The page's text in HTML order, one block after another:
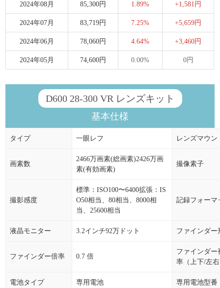
2024年08月 85,300円 1.89% +1,581円
2024年07月 83,719円 7.25% +5,659円
2024年06月 78,060円 4.64% +3,460円
2024年05月 74,600円 0.00% 0円
D600 28-300 VR レンズキット
基本仕様
タイプ 一眼レフ レンズマウン
画素数
2466万画素(総画素)2426万画
素(有効画素)
撮像素子
撮影感度
標準：ISO100〜6400拡張：IS
O50相当、80相当、8000相
当、25600相当
記録フォーマ
液晶モニター 3.2インチ92万ドット ファインダー
ファインダー倍率 0.7 倍
ファインダー
率（上下/左
電池タイプ 専用電池 専用電池型番